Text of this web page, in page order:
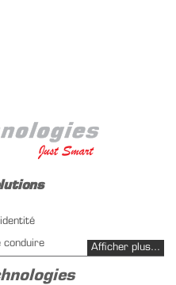
conduire Afficher plus...